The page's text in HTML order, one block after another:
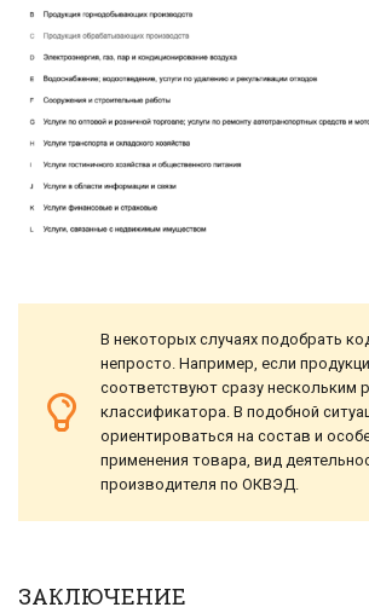
В некоторых случаях подобрать
непросто. Например, если
соответствуют сразу нескольким
классификатора. В подобной
ориентироваться на состав и
применения товара, вид
производителя по ОКВЭД.
ЗАКЛЮЧЕНИЕ